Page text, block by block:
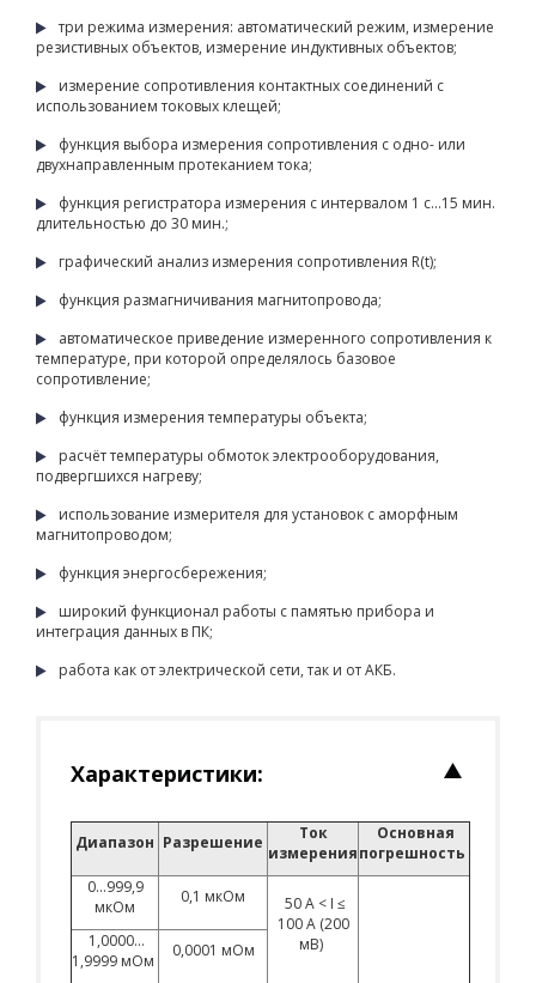
три режима измерения: автоматический режим, измерение
резистивных объектов, измерение индуктивных объектов;
измерение сопротивления контактных соединений с
использованием токовых клещей;
функция выбора измерения сопротивления с одно- или
двухнаправленным протеканием тока;
функция регистратора измерения с интервалом 1 с…15 мин.
длительностью до 30 мин.;
графический анализ измерения сопротивления R(t);
функция размагничивания магнитопровода;
автоматическое приведение измеренного сопротивления к
температуре, при которой определялось базовое
сопротивление;
функция измерения температуры объекта;
расчёт температуры обмоток электрооборудования,
подвергшихся нагреву;
использование измерителя для установок с аморфным
магнитопроводом;
функция энергосбережения;
широкий функционал работы с памятью прибора и
интеграция данных в ПК;
работа как от электрической сети, так и от АКБ.
Характеристики:
Диапазон Разрешение
Ток
измерения
Основная
погрешность
0…999,9
мкОм
0,1 мкОм
50 A < I ≤
100 A (200
мВ)
1,0000…
1,9999 мОм
0,0001 мОм